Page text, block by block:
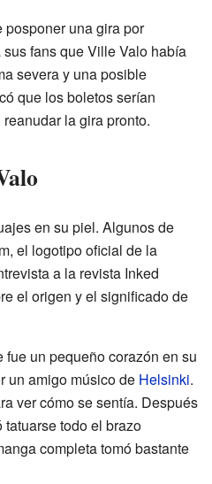
posponer una gira por
fans que Ville Valo había
severa y una posible
que los boletos serían
la gira pronto.
en su piel. Algunos de
el logotipo oficial de la
a la revista Inked
el origen y el significado de
un pequeño corazón en su
un amigo músico de Helsinki.
ver cómo se sentía. Después
todo el brazo
completa tomó bastante